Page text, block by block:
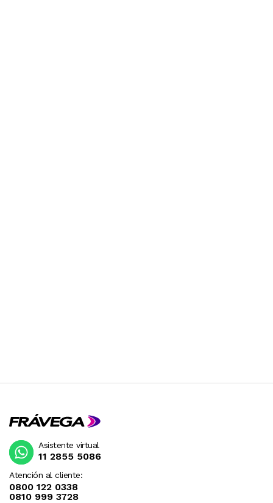
Atención al cliente:
0800 122 0338
0810 999 3728
Asistente virtual
11 2855 5086